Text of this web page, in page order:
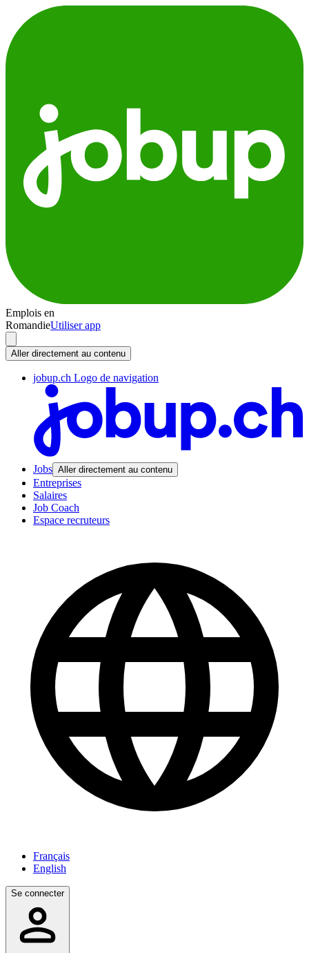
Emplois en
RomandieUtiliser app
Aller directement au contenu
jobup.ch Logo de navigation
Jobs Aller directement au contenu
Entreprises
Salaires
Job Coach
Espace recruteurs
Français
English
Se connecter